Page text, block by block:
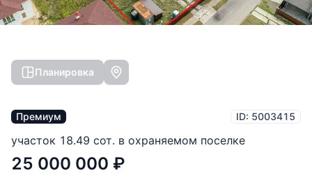
Планировка
Премиум ID: 5003415
участок 18.49 сот. в охраняемом поселке
25 000 000 ₽